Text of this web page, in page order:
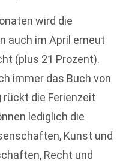
wird die
auch im April erneut
(plus 21 Prozent).
immer das Buch von
rückt die Ferienzeit
lediglich die
Kunst und
Recht und